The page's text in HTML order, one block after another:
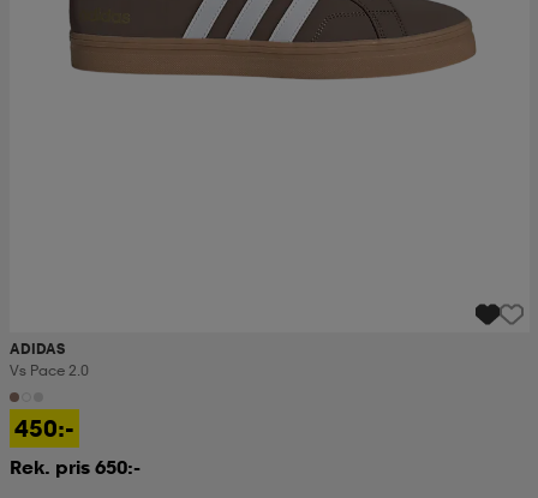
ADIDAS
Vs Pace 2.0
450:-
Rek. pris 650:-